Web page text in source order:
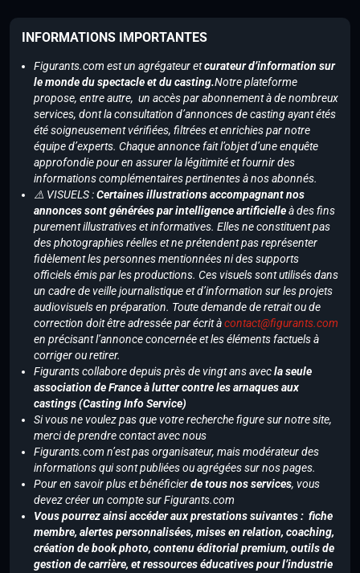
INFORMATIONS IMPORTANTES
Figurants.com est un agrégateur etcurateur d’information sur
le monde du spectacle et du casting.Notre plateforme
propose, entre autre, un accès par abonnement à de nombreux
services, dont la consultation d’annonces de casting ayant étés
été soigneusement vérifiées, filtrées et enrichies par notre
équipe d’experts. Chaque annonce fait l’objet d’une enquête
approfondie pour en assurer la légitimité et fournir des
informations complémentaires pertinentes à nos abonnés.
⚠️ VISUELS :Certaines illustrations accompagnant nos
annonces sont générées par intelligence artificielleà des fins
purement illustratives et informatives. Elles ne constituent pas
des photographies réelles et ne prétendent pas représenter
fidèlement les personnes mentionnées ni des supports
officiels émis par les productions. Ces visuels sont utilisés dans
un cadre de veille journalistique et d’information sur les projets
audiovisuels en préparation. Toute demande de retrait ou de
correction doit être adressée par écrit àcontact@figurants.com
en précisant l’annonce concernée et les éléments factuels à
corriger ou retirer.
Figurants collabore depuis près de vingt ans avecla seule
association de France à lutter contre les arnaques aux
castings (Casting Info Service)
Si vous ne voulez pas que votre recherche figure sur notre site,
merci de prendre contact avec nous
Figurants.com n’est pas organisateur, mais modérateur des
informations qui sont publiées ou agrégées sur nos pages.
Pour en savoir plus et bénéficierde tous nos services, vous
devez créer un compte sur Figurants.com
Vous pourrez ainsi accéder aux prestations suivantes : fiche
membre, alertes personnalisées, mises en relation, coaching,
création de book photo, contenu éditorial premium, outils de
gestion de carrière, et ressources éducatives pour l’industrie